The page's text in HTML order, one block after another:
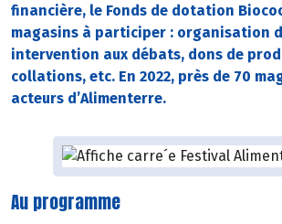
financière, le Fonds de dotation
magasins à participer : organisation
intervention aux débats, dons de
collations, etc. En 2022, près de 70
acteurs d’Alimenterre.
Au programme